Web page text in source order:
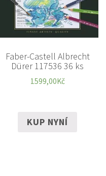
Faber-Castell Albrecht
Dürer 117536 36 ks
1599,00Kč
KUP NYNÍ